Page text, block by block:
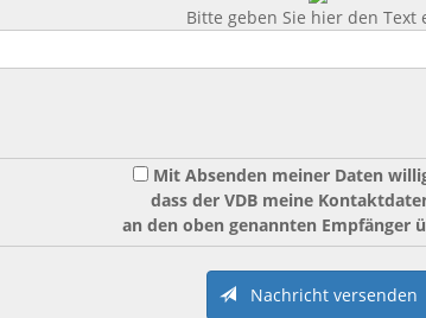
Bitte geben Sie hier den Text
Mit Absenden meiner Daten
dass der VDB meine
an den oben genannten Empfänger
Nachricht versenden